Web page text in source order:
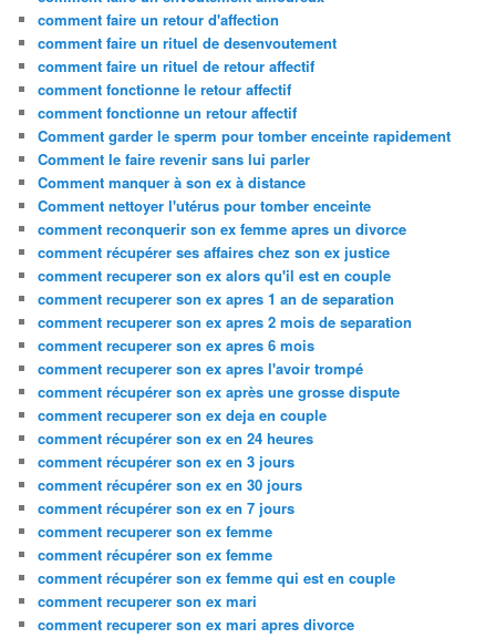
comment faire un retour d'affection
comment faire un rituel de desenvoutement
comment faire un rituel de retour affectif
comment fonctionne le retour affectif
comment fonctionne un retour affectif
Comment garder le sperm pour tomber enceinte rapidement
Comment le faire revenir sans lui parler
Comment manquer à son ex à distance
Comment nettoyer l'utérus pour tomber enceinte
comment reconquerir son ex femme apres un divorce
comment récupérer ses affaires chez son ex justice
comment recuperer son ex alors qu'il est en couple
comment recuperer son ex apres 1 an de separation
comment recuperer son ex apres 2 mois de separation
comment recuperer son ex apres 6 mois
comment recuperer son ex apres l'avoir trompé
comment récupérer son ex après une grosse dispute
comment recuperer son ex deja en couple
comment récupérer son ex en 24 heures
comment récupérer son ex en 3 jours
comment récupérer son ex en 30 jours
comment récupérer son ex en 7 jours
comment recuperer son ex femme
comment récupérer son ex femme
comment récupérer son ex femme qui est en couple
comment recuperer son ex mari
comment recuperer son ex mari apres divorce